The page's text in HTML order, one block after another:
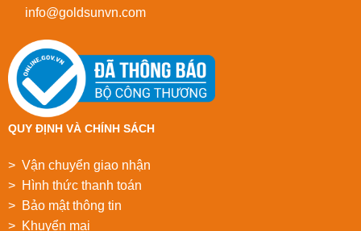
info@goldsunvn.com
QUY ĐỊNH VÀ CHÍNH SÁCH
> Vận chuyển giao nhận
> Hình thức thanh toán
> Bảo mật thông tin
> Khuyển mại